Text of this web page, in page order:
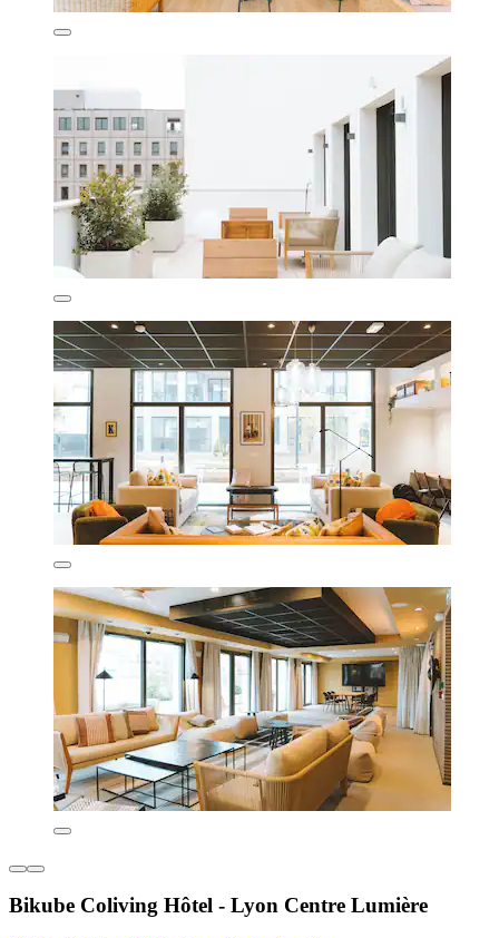
Bikube Coliving Hôtel - Lyon Centre Lumière